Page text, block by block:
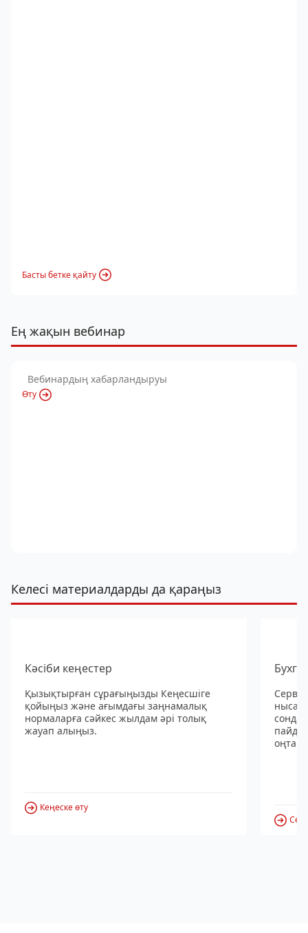
Басты бетке қайту
Ең жақын вебинар
Вебинардың хабарландыруы
Өту
Келесі материалдарды да қараңыз
Кәсіби кеңестер
Қызықтырған сұрағыңызды Кеңесшіге
қойыңыз және ағымдағы заңнамалық
нормаларға сәйкес жылдам әрі толық
жауап алыңыз.
Кеңеске өту